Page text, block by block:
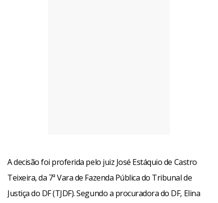
A decisão foi proferida pelo juiz José Estáquio de Castro
Teixeira, da 7ª Vara de Fazenda Pública do Tribunal de
Justiça do DF (TJDF). Segundo a procuradora do DF, Elina